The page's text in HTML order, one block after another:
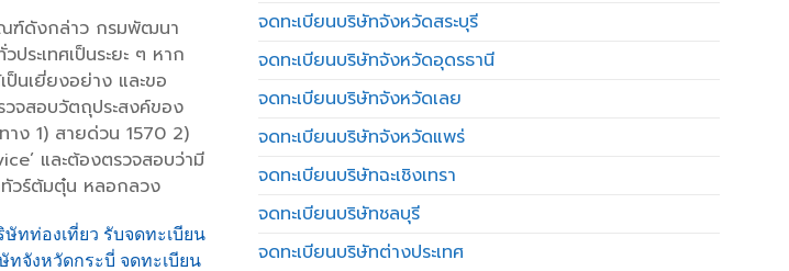
ณฑ์ดังกล่าว กรมพัฒนา
ระเทศเป็นระยะ ๆ หาก
ป็นเยี่ยงอย่าง และขอ
วจสอบวัตถุประสงค์ของ
ง 1) สายด่วน 1570 2)
และต้องตรวจสอบว่ามี
วร์ต้มตุ๋น หลอกลวง
ทท่องเที่ยว รับจดทะเบียน
ทจังหวัดกระบี่ จดทะเบียน
จดทะเบียนบริษัทจังหวัดสระบุรี
จดทะเบียนบริษัทจังหวัดอุดรธานี
จดทะเบียนบริษัทจังหวัดเลย
จดทะเบียนบริษัทจังหวัดแพร่
จดทะเบียนบริษัทฉะเชิงเทรา
จดทะเบียนบริษัทชลบุรี
จดทะเบียนบริษัทต่างประเทศ